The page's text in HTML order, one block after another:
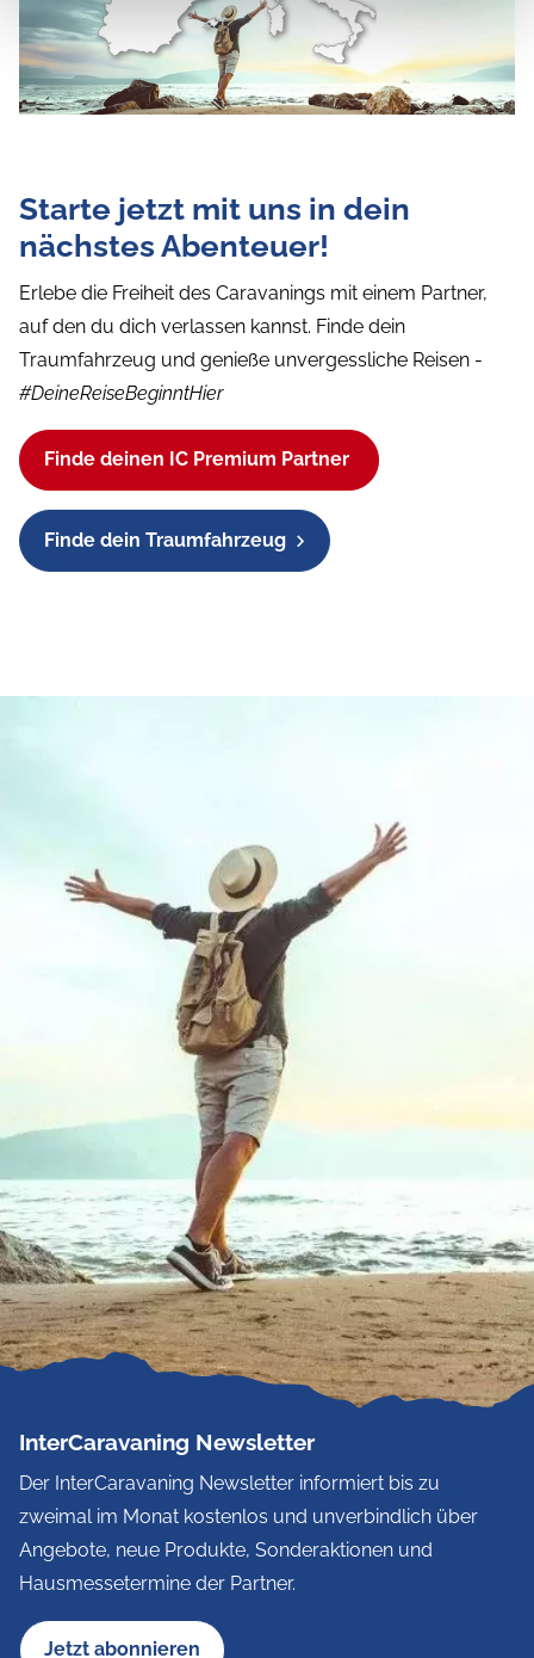
Starte jetzt mit uns in dein
nächstes Abenteuer!
Erlebe die Freiheit des Caravanings mit einem Partner,
auf den du dich verlassen kannst. Finde dein
Traumfahrzeug und genieße unvergessliche Reisen -
#DeineReiseBeginntHier
Finde deinen IC Premium Partner
Finde dein Traumfahrzeug
InterCaravaning Newsletter
Der InterCaravaning Newsletter informiert bis zu
zweimal im Monat kostenlos und unverbindlich über
Angebote, neue Produkte, Sonderaktionen und
Hausmessetermine der Partner.
Jetzt abonnieren